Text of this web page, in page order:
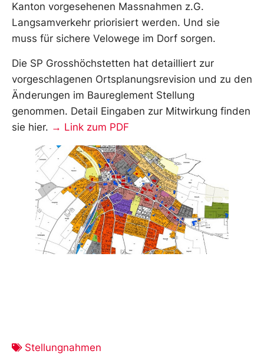
Kanton vorgesehenen Massnahmen z.G.
Langsamverkehr priorisiert werden. Und sie
muss für sichere Velowege im Dorf sorgen.
Die SP Grosshöchstetten hat detailliert zur
vorgeschlagenen Ortsplanungsrevision und zu den
Änderungen im Baureglement Stellung
genommen. Detail Eingaben zur Mitwirkung finden
sie hier. → Link zum PDF
Stellungnahmen